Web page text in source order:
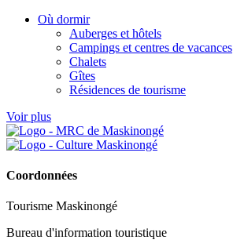
Où dormir
Auberges et hôtels
Campings et centres de vacances
Chalets
Gîtes
Résidences de tourisme
Voir plus
Coordonnées
Tourisme Maskinongé
Bureau d'information touristique